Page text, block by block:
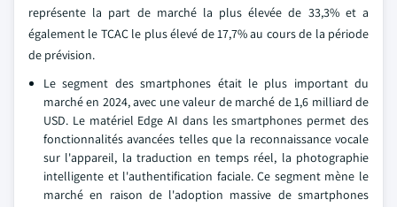
représente la part de marché la plus élevée de 33,3% et a
également le TCAC le plus élevé de 17,7% au cours de la période
de prévision.
Le segment des smartphones était le plus important du
marché en 2024, avec une valeur de marché de 1,6 milliard de
USD. Le matériel Edge AI dans les smartphones permet des
fonctionnalités avancées telles que la reconnaissance vocale
sur l'appareil, la traduction en temps réel, la photographie
intelligente et l'authentification faciale. Ce segment mène le
marché en raison de l'adoption massive de smartphones